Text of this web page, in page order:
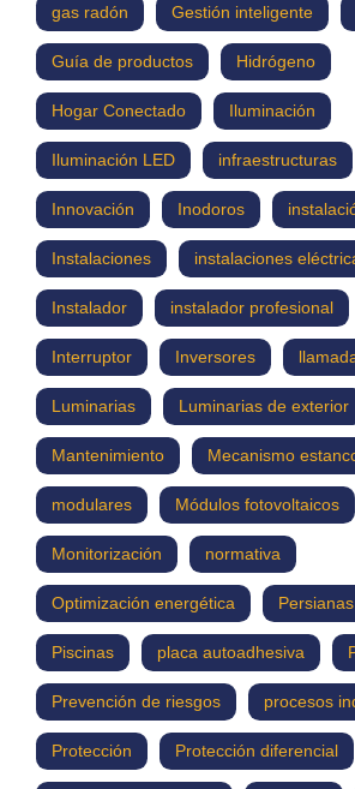
gas radón Gestión inteligente
Guía de productos Hidrógeno
Hogar Conectado Iluminación
Iluminación LED infraestructuras
Innovación Inodoros
Instalaciones instalaciones
Instalador instalador profesional
Interruptor Inversores
Luminarias Luminarias de exterior
Mantenimiento Mecanismo
modulares Módulos fotovoltaicos
Monitorización normativa
Optimización energética
Piscinas placa autoadhesiva
Prevención de riesgos procesos
Protección Protección diferencial